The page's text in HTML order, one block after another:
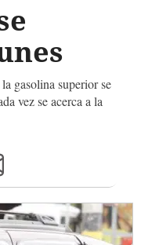
gasolina superior se
vez se acerca a la